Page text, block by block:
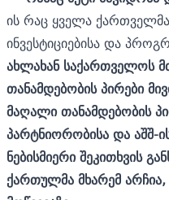
ის რაც ყველა ქართველმა
ინვესტიციებისა და
ახლახან საქართველოს
თანამდებობის პირები
მაღალი თანამდებობის
პარტნიორობისა და აშშ-
ნებისმიერი შეკითხვის
ქართულმა მხარემ